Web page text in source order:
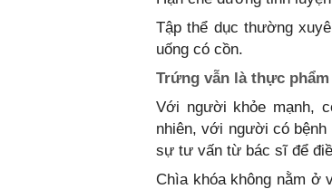
Tập thể dục thường
uống có cồn.
Trứng vẫn là thực
Với người khỏe mạnh,
nhiên, với người có
sự tư vấn từ bác sĩ để
Chìa khóa không nằm ở